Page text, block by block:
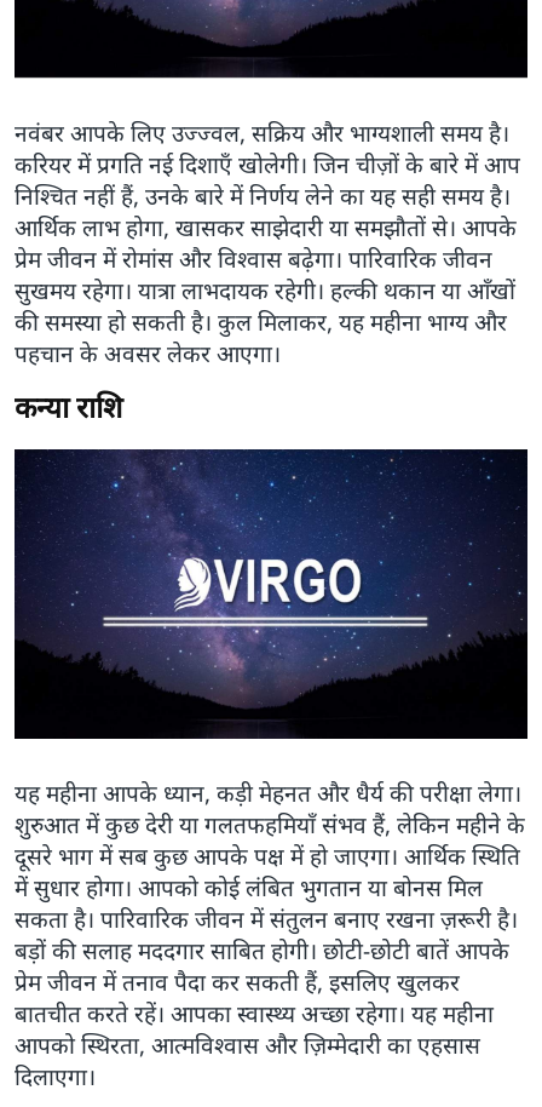
नवंबर आपके लिए उज्ज्वल, सक्रिय और भाग्यशाली समय है।
करियर में प्रगति नई दिशाएँ खोलेगी। जिन चीज़ों के बारे में आप
निश्चित नहीं हैं, उनके बारे में निर्णय लेने का यह सही समय है।
आर्थिक लाभ होगा, खासकर साझेदारी या समझौतों से। आपके
प्रेम जीवन में रोमांस और विश्वास बढ़ेगा। पारिवारिक जीवन
सुखमय रहेगा। यात्रा लाभदायक रहेगी। हल्की थकान या आँखों
की समस्या हो सकती है। कुल मिलाकर, यह महीना भाग्य और
पहचान के अवसर लेकर आएगा।
कन्या राशि
यह महीना आपके ध्यान, कड़ी मेहनत और धैर्य की परीक्षा लेगा।
शुरुआत में कुछ देरी या गलतफहमियाँ संभव हैं, लेकिन महीने के
दूसरे भाग में सब कुछ आपके पक्ष में हो जाएगा। आर्थिक स्थिति
में सुधार होगा। आपको कोई लंबित भुगतान या बोनस मिल
सकता है। पारिवारिक जीवन में संतुलन बनाए रखना ज़रूरी है।
बड़ों की सलाह मददगार साबित होगी। छोटी-छोटी बातें आपके
प्रेम जीवन में तनाव पैदा कर सकती हैं, इसलिए खुलकर
बातचीत करते रहें। आपका स्वास्थ्य अच्छा रहेगा। यह महीना
आपको स्थिरता, आत्मविश्वास और ज़िम्मेदारी का एहसास
दिलाएगा।